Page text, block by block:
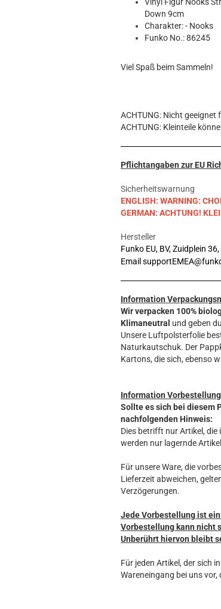
MARVEL
Music
Down 9cm
Charakter: - Nooks
Funko No.: 86245
Viel Spaß beim Sammeln!
ACHTUNG: Nicht
ACHTUNG: Kleinteile
Pflichtangaben zur EU
Sicherheitswarnung
ENGLISH: WARNING:
GERMAN: ACHTUNG!
Hersteller
Funko EU, BV, Zuidplein
Email
Information
Wir verpacken 100%
Klimaneutral und geben
Unsere Luftpolsterfolie
Naturkautschuk. Der
Kartons, die sich, ebenso
Information
Sollte es sich bei diesem
nachfolgenden Hinweis:
Dies betrifft nur Artikel,
werden nur lagernde
Für unsere Ware, die
Lieferzeit abweichen,
Verzögerungen.
Jede Vorbestellung ist
Vorbestellung kann nicht
Unberührt hiervon bleibt
Für jeden Artikel, der sich
Wareneingang bei uns